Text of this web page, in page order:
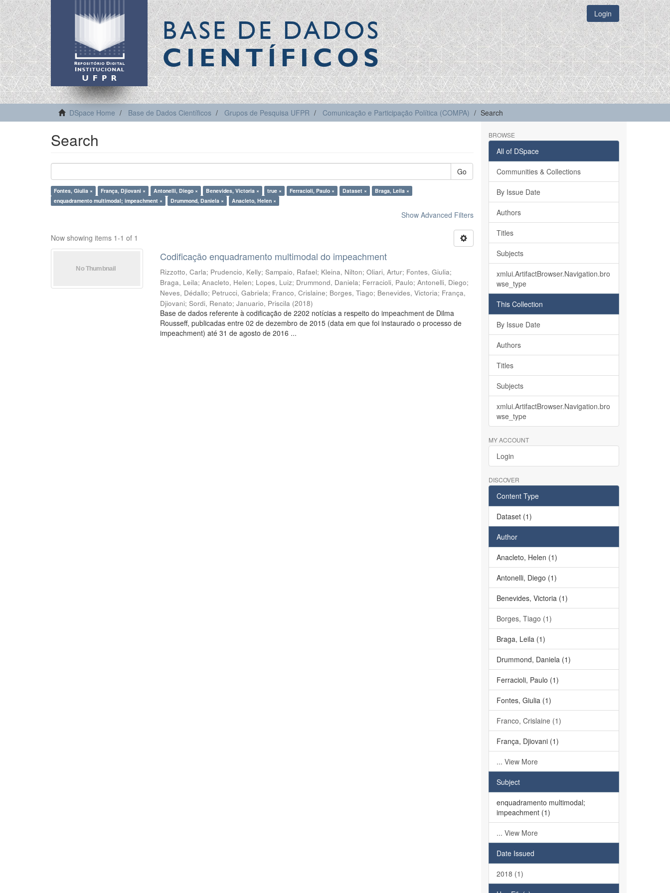
BASE DE DADOS
CIENTÍFICOS
Login
DSpace Home Base de Dados Científicos Grupos de Pesquisa UFPR Comunicação e Participação Política (COMPA) Search
Search
Go
Fontes, Giulia × França, Djiovani × Antonelli, Diego × Benevides, Victoria × true × Ferracioli, Paulo × Dataset ×
Braga, Leila ×
enquadramento multimodal; impeachment ×
Drummond, Daniela × Anacleto, Helen ×
Show Advanced Filters
Now showing items 1-1 of 1
Codificação enquadramento multimodal do impeachment
Rizzotto, Carla; Prudencio, Kelly;Sampaio, Rafael; Kleina, Nilton;Oliari, Artur; Fontes, Giulia;
Braga, Leila;Anacleto, Helen; Lopes, Luiz; Drummond, Daniela; Ferracioli, Paulo;Antonelli, Diego;
Neves, Dédallo; Petrucci, Gabriela; Franco, Crislaine; Borges, Tiago; Benevides, Victoria; França,
Djiovani;Sordi, Renato;Januario, Priscila (2018)
Base de dados referente à codificação de 2202 notícias a respeito do impeachment de Dilma
Rousseff, publicadas entre 02 de dezembro de 2015 (data em que foi instaurado o processo de
impeachment) até 31 de agosto de 2016 ...
BROWSE
All of DSpace
Communities & Collections
By Issue Date
Authors
Titles
Subjects
xmlui.ArtifactBrowser.Navigation.bro
wse_type
This Collection
By Issue Date
Authors
Titles
Subjects
xmlui.ArtifactBrowser.Navigation.bro
wse_type
MY ACCOUNT
Login
DISCOVER
Content Type
Dataset (1)
Author
Anacleto, Helen (1)
Antonelli, Diego (1)
Benevides, Victoria (1)
Borges, Tiago (1)
Braga, Leila (1)
Drummond, Daniela (1)
Ferracioli, Paulo (1)
Fontes, Giulia (1)
Franco, Crislaine (1)
França, Djiovani (1)
... View More
Subject
enquadramento multimodal;
impeachment (1)
... View More
Date Issued
2018 (1)